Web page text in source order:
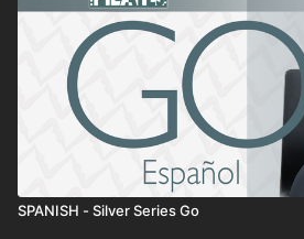
SPANISH - Silver Series Go